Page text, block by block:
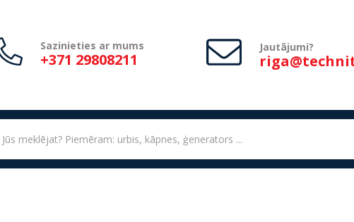
Sazinieties ar mums
+371 29808211
Jautājumi?